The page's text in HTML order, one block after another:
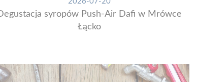
syropów Push-Air Dafi w Mrówce
Łącko